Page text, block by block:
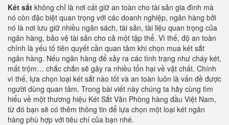
Két sắt không chỉ là nơi cất giữ an toàn cho tài sản gia đình mà
nó còn đặc biệt quan trọng với các doanh nghiệp, ngân hàng bởi
nó là nơi lưu giữ nhiều ngân sách, tài sản, tài liệu quan trọng của
ngân hàng, bảo vệ tài sản cho cả một tập thể. Vì thế, độ an toàn
chính là yếu tố tiên quyết cần quan tâm khi chọn mua két sắt
ngân hàng. Nếu ngân hàng để xảy ra các tình trạng như cháy két,
mất trộm… chắc chắn sẽ gây ra nhiều tổn hại về vật chất. Chính
vì thế, lựa chọn loại két sắt nào tốt và an toàn luôn là vấn đề được
người dùng quan tâm. Trong bài viết này chúng ta hãy cùng tìm
hiểu về một thương hiệu Két Sắt Văn Phòng hàng đầu Việt Nam,
từ đó bạn sẽ có thêm thông tin để lựa chọn một loại két ngân
hàng phù hợp với tiêu chí của bạn nhé.